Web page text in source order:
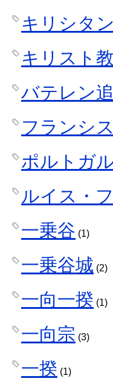
キリシタ
キリスト教
バテレン
フランシ
ポルトガ
ルイス・
一乗谷 (1)
一乗谷城 (2)
一向一揆 (1)
一向宗 (3)
一揆 (1)